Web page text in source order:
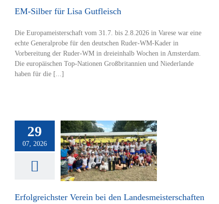
EM-Silber für Lisa Gutfleisch
Die Europameisterschaft vom 31.7. bis 2.8.2026 in Varese war eine
echte Generalprobe für den deutschen Ruder-WM-Kader in
Vorbereitung der Ruder-WM in dreieinhalb Wochen in Amsterdam.
Die europäischen Top-Nationen Großbritannien und Niederlande
haben für die [...]
29
07, 2026
Verein
Erfolgreichster Verein bei den Landesmeisterschaften